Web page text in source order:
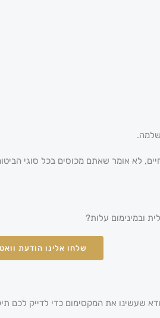
לא אומר שאתם מכוסים בכל סוגי
ובמינימום עלות?
שלחו אלינו הודעת
שעשינו את המקסימום כדי לדייק לכם